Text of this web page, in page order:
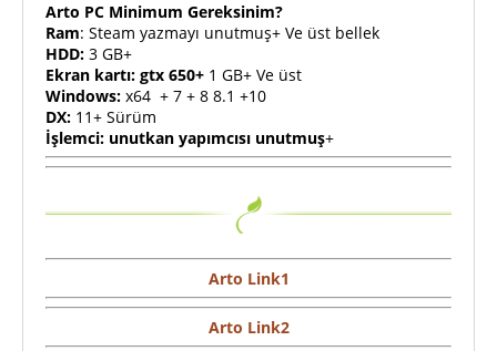
Arto PC Minimum Gereksinim?
Ram: Steam yazmayı unutmuş+ Ve üst bellek
HDD: 3 GB+
Ekran kartı: gtx 650+ 1 GB+ Ve üst
Windows: x64 + 7 + 8 8.1 +10
DX: 11+ Sürüm
İşlemci: unutkan yapımcısı unutmuş+
Arto Link1
Arto Link2